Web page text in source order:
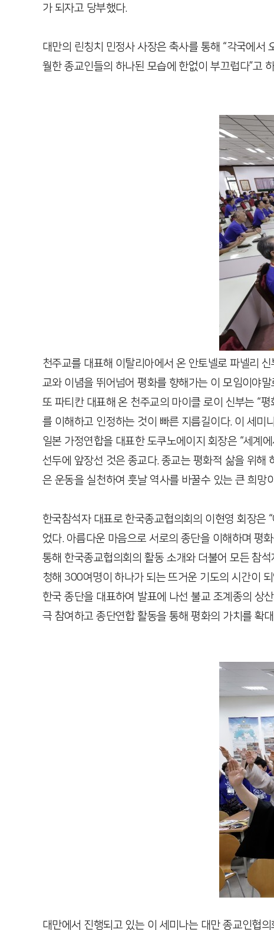
가 되자고 당부했다.
대만의 린칭치 민정사 사장은 축사를 통해 “각국에
월한 종교인들의 하나된 모습에 한없이 부끄럽다”고
천주교를 대표해 이탈리아에서 온 안토넬로 파넬리
교와 이념을 뛰어넘어 평화를 향해가는 이 모임이야
또 파티칸 대표해 온 천주교의 마이클 로이 신부는 “
를 이해하고 인정하는 것이 빠른 지름길이다. 이 세미
일본 가정연합을 대표한 도쿠노에이지 회장은 “세계
선두에 앞장선 것은 종교다. 종교는 평화적 삶을 위해
은 운동을 실천하여 훗날 역사를 바꿀수 있는 큰 희망
한국참석자 대표로 한국종교협의회의 이현영 회장은
었다. 아름다운 마음으로 서로의 종단을 이해하며 평
통해 한국종교협의회의 활동 소개와 더불어 모든 참
청해 300여명이 하나가 되는 뜨거운 기도의 시간이
한국 종단을 대표하여 발표에 나선 불교 조계종의 상
극 참여하고 종단연합 활동을 통해 평화의 가치를 확
대만에서 진행되고 있는 이 세미나는 대만 종교인협